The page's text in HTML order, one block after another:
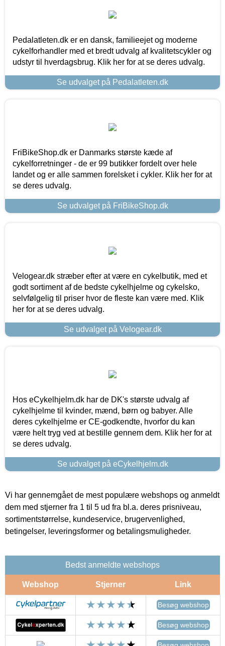
Pedalatleten.dk er en dansk, familieejet og moderne
cykelforhandler med et bredt udvalg af kvalitetscykler og
udstyr til hverdagsbrug. Klik her for at se deres udvalg.
Se udvalget på Pedalatleten.dk
FriBikeShop.dk er Danmarks største kæde af
cykelforretninger - de er 99 butikker fordelt over hele
landet og er alle sammen forelsket i cykler. Klik her for at
se deres udvalg.
Se udvalget på FriBikeShop.dk
Velogear.dk stræber efter at være en cykelbutik, med et
godt sortiment af de bedste cykelhjelme og cykelsko,
selvfølgelig til priser hvor de fleste kan være med. Klik
her for at se deres udvalg.
Se udvalget på Velogear.dk
Hos eCykelhjelm.dk har de DK's største udvalg af
cykelhjelme til kvinder, mænd, børn og babyer. Alle
deres cykelhjelme er CE-godkendte, hvorfor du kan
være helt tryg ved at bestille gennem dem. Klik her for at
se deres udvalg.
Se udvalget på eCykelhjelm.dk
Vi har gennemgået de mest populære webshops og anmeldt
dem med stjerner fra 1 til 5 ud fra bl.a. deres prisniveau,
sortimentstørrelse, kundeservice, brugervenlighed,
betingelser, leveringsformer og betalingsmuligheder.
Bedst anmeldte webshops
Webshop Stjerner Link
Besøg webshop
Besøg webshop